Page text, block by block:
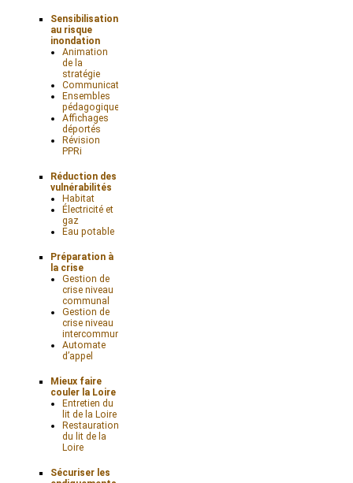
Sensibilisation
au risque
inondation
Animation
de la
stratégie
Communication
Ensembles
pédagogiques
Affichages
déportés
Révision
PPRi
Réduction des
vulnérabilités
Habitat
Électricité et
gaz
Eau potable
Préparation à
la crise
Gestion de
crise niveau
communal
Gestion de
crise niveau
intercommunal
Automate
d’appel
Mieux faire
couler la Loire
Entretien du
lit de la Loire
Restauration
du lit de la
Loire
Sécuriser les